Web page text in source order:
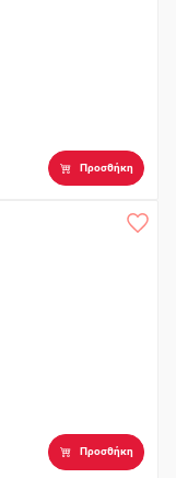
Προσθήκη
Προσθήκη